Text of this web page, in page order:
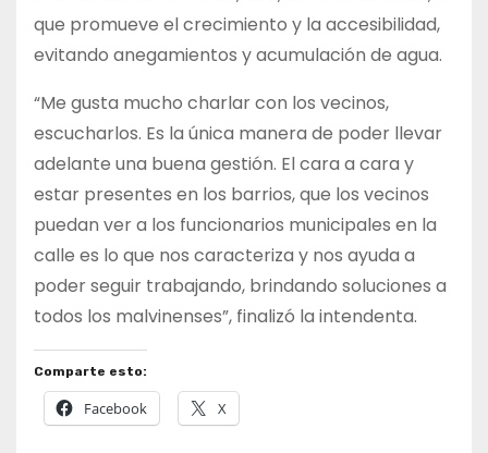
que promueve el crecimiento y la accesibilidad,
evitando anegamientos y acumulación de agua.
“Me gusta mucho charlar con los vecinos,
escucharlos. Es la única manera de poder llevar
adelante una buena gestión. El cara a cara y
estar presentes en los barrios, que los vecinos
puedan ver a los funcionarios municipales en la
calle es lo que nos caracteriza y nos ayuda a
poder seguir trabajando, brindando soluciones a
todos los malvinenses”, finalizó la intendenta.
Comparte esto:
Facebook X